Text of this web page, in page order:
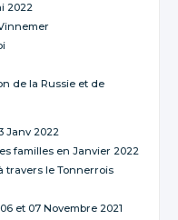
2022
de la Russie et de
Janv 2022
familles en Janvier 2022
travers le Tonnerrois
et 07 Novembre 2021